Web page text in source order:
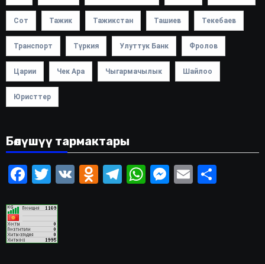
Сот Тажик Тажикстан Ташиев Текебаев
Транспорт Түркия Улуттук Банк Фролов
Царии Чек Ара Чыгармачылык Шайлоо
Юристтер
Бөлүшүү тармактары
Facebook
Twitter
VKOdnoklassniki
Telegram
WhatsApp
Messenger
EmailShare